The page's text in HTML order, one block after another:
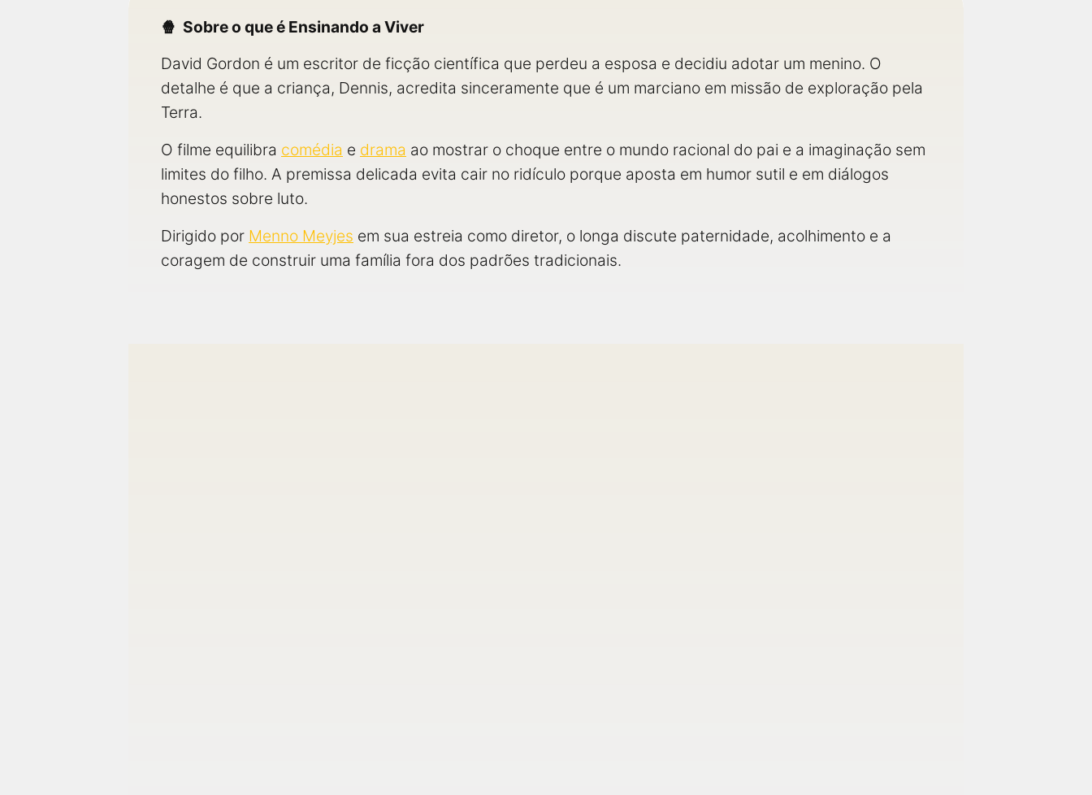
Sobre o que é Ensinando a Viver
David Gordon é um escritor de ficção científica que perdeu a esposa e decidiu adotar um menino. O
detalhe é que a criança, Dennis, acredita sinceramente que é um marciano em missão de exploração pela
Terra.
O filme equilibra comédia e drama ao mostrar o choque entre o mundo racional do pai e a imaginação sem
limites do filho. A premissa delicada evita cair no ridículo porque aposta em humor sutil e em diálogos
honestos sobre luto.
Dirigido por Menno Meyjes em sua estreia como diretor, o longa discute paternidade, acolhimento e a
coragem de construir uma família fora dos padrões tradicionais.